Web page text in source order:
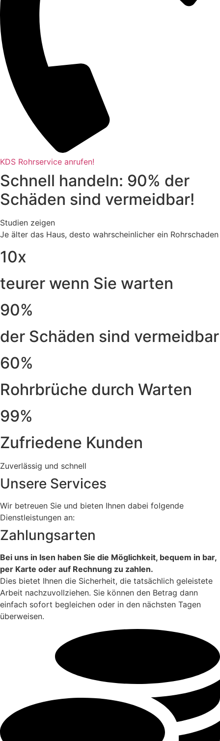
KDS Rohrservice anrufen!
Schnell handeln: 90% der
Schäden sind vermeidbar!
Studien zeigen
Je älter das Haus, desto wahrscheinlicher ein Rohrschaden
10x
teurer wenn Sie warten
90%
der Schäden sind vermeidbar
60%
Rohrbrüche durch Warten
99%
Zufriedene Kunden
Zuverlässig und schnell
Unsere Services
Wir betreuen Sie und bieten Ihnen dabei folgende
Dienstleistungen an:
Zahlungsarten
Bei uns in Isen haben Sie die Möglichkeit, bequem in bar,
per Karte oder auf Rechnung zu zahlen.
Dies bietet Ihnen die Sicherheit, die tatsächlich geleistete
Arbeit nachzuvollziehen. Sie können den Betrag dann
einfach sofort begleichen oder in den nächsten Tagen
überweisen.